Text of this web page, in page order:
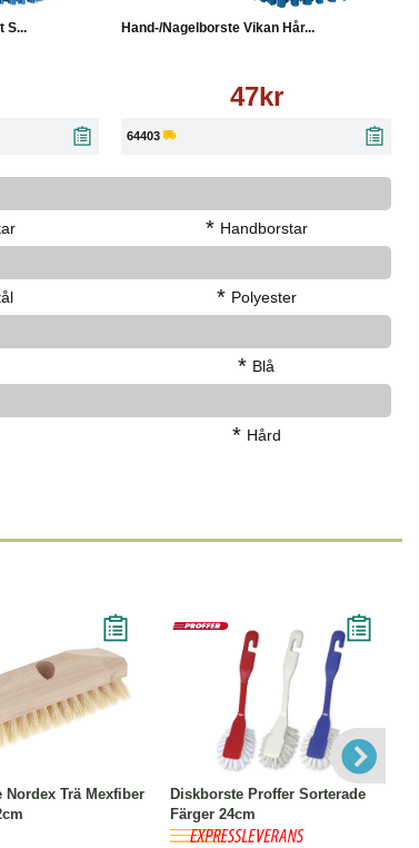
S... Hand-/Nagelborste Vikan Hår...
47kr
64403
* Handborstar
* Polyester
* Blå
* Hård
Nordex Trä Mexfiber
Diskborste Proffer Sorterade
Färger 24cm
Köp Läs mer